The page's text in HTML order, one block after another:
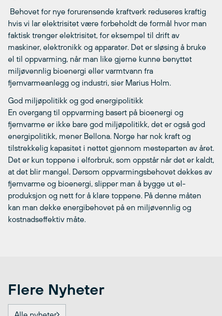
 Behovet for nye forurensende kraftverk reduseres kraftig
hvis vi lar elektrisitet være forbeholdt de formål hvor man
faktisk trenger elektrisitet, for eksempel til drift av
maskiner, elektronikk og apparater. Det er sløsing å bruke
el til oppvarming, når man like gjerne kunne benyttet
miljøvennlig bioenergi eller varmtvann fra
fjernvarmeanlegg og industri, sier Marius Holm.
God miljøpolitikk og god energipolitikk
En overgang til oppvarming basert på bioenergi og
fjernvarme er ikke bare god miljøpolitikk, det er også god
energipolitikk, mener Bellona. Norge har nok kraft og
tilstrekkelig kapasitet i nettet gjennom mesteparten av året.
Det er kun toppene i elforbruk, som oppstår når det er kaldt,
at det blir mangel. Dersom oppvarmingsbehovet dekkes av
fjernvarme og bioenergi, slipper man å bygge ut el-
produksjon og nett for å klare toppene. På denne måten
kan man dekke energibehovet på en miljøvennlig og
kostnadseffektiv måte.
Flere Nyheter